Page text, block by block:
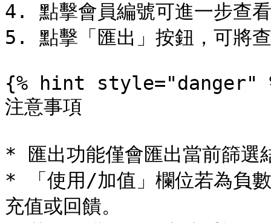
4. 點擊會員編號可進一步查
5. 點擊「匯出」按鈕，可將
{% hint style="danger"
注意事項
* 匯出功能僅會匯出當前篩選
* 「使用/加值」欄位若為負
充值或回饋。